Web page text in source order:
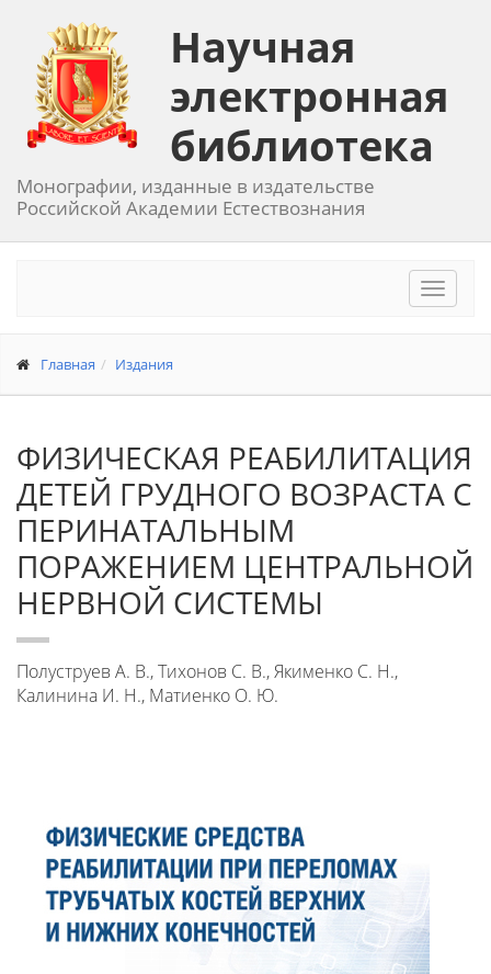
Научная
электронная
библиотека
Монографии, изданные в издательстве
Российской Академии Естествознания
Toggle
Главная Издания
ФИЗИЧЕСКАЯ РЕАБИЛИТАЦИЯ
ДЕТЕЙ ГРУДНОГО ВОЗРАСТА С
ПЕРИНАТАЛЬНЫМ
ПОРАЖЕНИЕМ ЦЕНТРАЛЬНОЙ
НЕРВНОЙ СИСТЕМЫ
Полуструев А. В., Тихонов С. В., Якименко С. Н.,
Калинина И. Н., Матиенко О. Ю.